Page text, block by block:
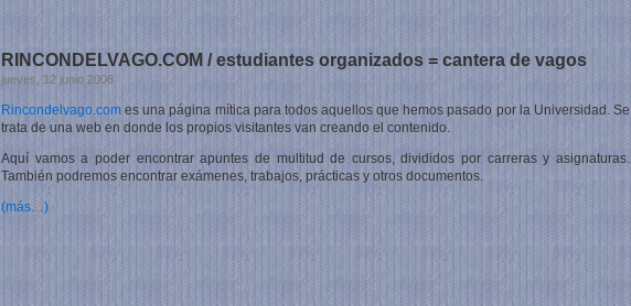
RINCONDELVAGO.COM / estudiantes organizados = cantera de vagos
jueves, 12 junio 2008
Rincondelvago.com es una página mítica para todos aquellos que hemos pasado por la Universidad. Se
trata de una web en donde los propios visitantes van creando el contenido.
Aquí vamos a poder encontrar apuntes de multitud de cursos, divididos por carreras y asignaturas.
También podremos encontrar exámenes, trabajos, prácticas y otros documentos.
(más…)